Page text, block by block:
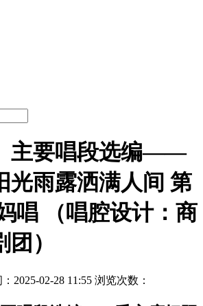
主要唱段选编——
光雨露洒满人间 第
唱 （唱腔设计：商
）
2025-02-28 11:55 浏览次数：